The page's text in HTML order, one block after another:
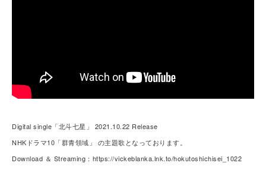
Digital single「北斗七星」 2021.10.22 Release
NHKドラマ10「群青領域」 の主題歌となっております。
Download ＆ Streaming：https://vickeblanka.lnk.to/hokutoshichisei_1022